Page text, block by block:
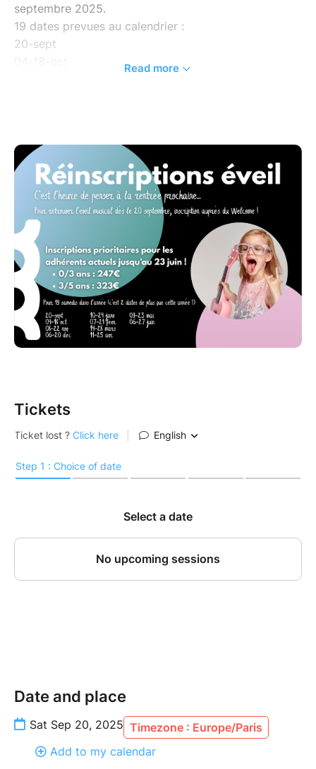
septembre 2025.
19 dates prevues au calendrier :
20-sept
14-28-mars
11-25-avr
09-23-mai
06-27-juin
TARIFS :
pour les 0/3 ans = 247€
pour les 3/5 ans = 323€
Read more
Tickets
Date and place
Sat Sep 20, 2025 Timezone : Europe/Paris
Add to my calendar